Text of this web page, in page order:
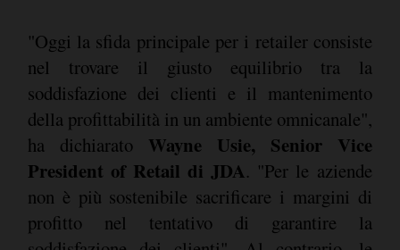
"Oggi la sfida principale per i retailer consiste
nel trovare il giusto equilibrio tra la
soddisfazione dei clienti e il mantenimento
della profittabilità in un ambiente omnicanale",
ha dichiarato Wayne Usie, Senior Vice
President of Retail di JDA. "Per le aziende
non è più sostenibile sacrificare i margini di
profitto nel tentativo di garantire la